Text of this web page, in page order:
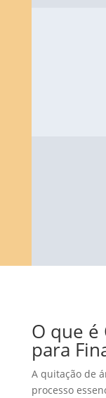
O que é
para
A quitação de
processo